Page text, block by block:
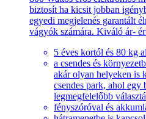
biztosít ha kicsit jobban
egyedi megjelenés garantált
vágyók számára. Kiváló ár-
5 éves kortól és 80 kg
a csendes és
akár olyan helyeken is
csendes park, ahol egy
legmegfelelőbb
fényszóróval és